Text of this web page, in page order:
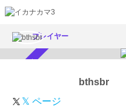
プレイヤー
bthsbr
𝕏 ページ